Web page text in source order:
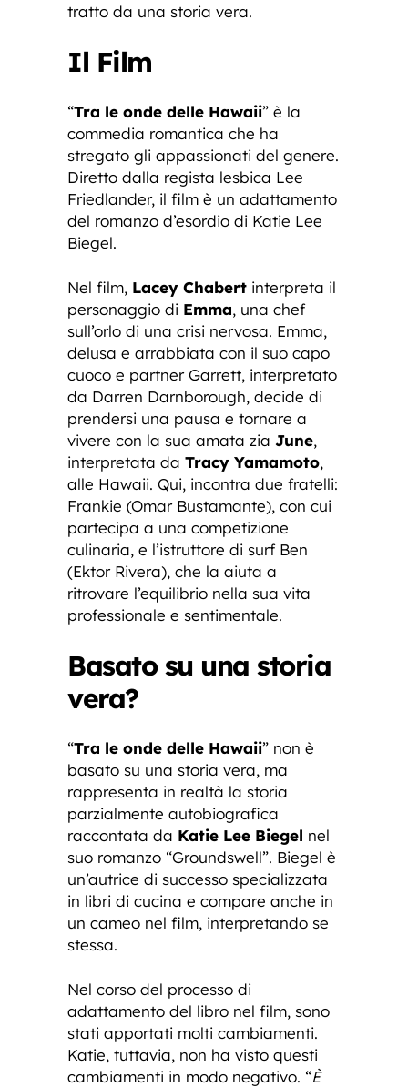
tratto da una storia vera.
Il Film
“Tra le onde delle Hawaii” è la
commedia romantica che ha
stregato gli appassionati del genere.
Diretto dalla regista lesbica Lee
Friedlander, il film è un adattamento
del romanzo d’esordio di Katie Lee
Biegel.
Nel film, Lacey Chabert interpreta il
personaggio di Emma, una chef
sull’orlo di una crisi nervosa. Emma,
delusa e arrabbiata con il suo capo
cuoco e partner Garrett, interpretato
da Darren Darnborough, decide di
prendersi una pausa e tornare a
vivere con la sua amata zia June,
interpretata da Tracy Yamamoto,
alle Hawaii. Qui, incontra due fratelli:
Frankie (Omar Bustamante), con cui
partecipa a una competizione
culinaria, e l’istruttore di surf Ben
(Ektor Rivera), che la aiuta a
ritrovare l’equilibrio nella sua vita
professionale e sentimentale.
Basato su una storia
vera?
“Tra le onde delle Hawaii” non è
basato su una storia vera, ma
rappresenta in realtà la storia
parzialmente autobiografica
raccontata da Katie Lee Biegel nel
suo romanzo “Groundswell”. Biegel è
un’autrice di successo specializzata
in libri di cucina e compare anche in
un cameo nel film, interpretando se
stessa.
Nel corso del processo di
adattamento del libro nel film, sono
stati apportati molti cambiamenti.
Katie, tuttavia, non ha visto questi
cambiamenti in modo negativo. “È